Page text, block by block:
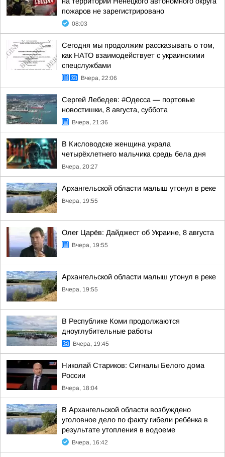
пожаров не зарегистрировано
08:03
Сегодня мы продолжим рассказывать о том,
как НАТО взаимодействует с украинскими
спецслужбами
Вчера, 22:06
Сергей Лебедев: #Одесса — портовые
новостишки, 8 августа, суббота
Вчера, 21:36
В Кисловодске женщина украла
четырёхлетнего мальчика средь бела дня
Вчера, 20:27
Архангельской области малыш утонул в реке
Вчера, 19:55
Олег Царёв: Дайджест об Украине, 8 августа
Вчера, 19:55
Архангельской области малыш утонул в реке
Вчера, 19:55
В Республике Коми продолжаются
дноуглубительные работы
Вчера, 19:45
Николай Стариков: Сигналы Белого дома
России
Вчера, 18:04
В Архангельской области возбуждено
уголовное дело по факту гибели ребёнка в
результате утопления в водоеме
Вчера, 16:42